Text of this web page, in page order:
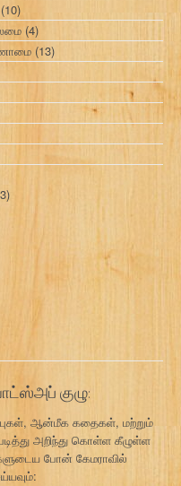
(10)
(4)
(13)
குழு:
ஆன்மீக கதைகள், மற்றும்
அறிந்து கொள்ள கீழுள்ள
போன் கேமராவில்